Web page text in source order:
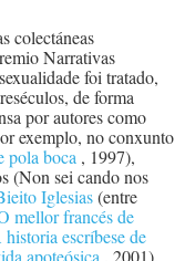
colectáneas
Narrativas
foi tratado,
de forma
por autores como
exemplo, no conxunto
pola boca , 1997),
(Non sei cando nos
Iglesias(entre
mellor francés de
escríbese de